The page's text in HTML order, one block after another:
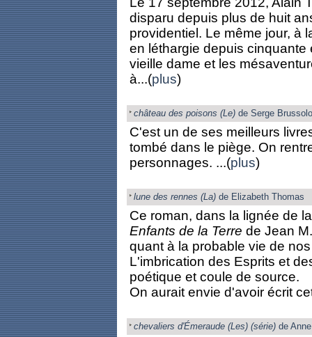
disparu depuis plus de huit
providentiel. Le même jour, à
en léthargie depuis cinquante
vieille dame et les
à...(plus)
château des poisons (Le)de Serge Brussolo
C'est un de ses meilleurs
tombé dans le piège. On
personnages. ...(plus)
lune des rennes (La)de Elizabeth Thomas
Ce roman, dans la lignée de
Enfants de la Terre de Jean
quant à la probable vie de
L'imbrication des Esprits et
poétique et coule de source.
On aurait envie d'avoir écrit
chevaliers d'Émeraude (Les) (série)de Anne